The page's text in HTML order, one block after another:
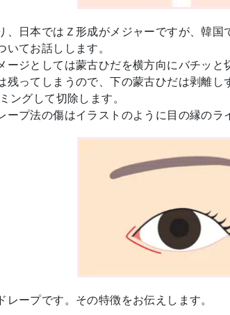
日本ではＺ形成がメジャーですが、韓国
てお話しします。
ジとしては蒙古ひだを横方向にバチッと
ってしまうので、下の蒙古ひだは剥離し
ングして切除します。
プ法の傷はイラストのように目の縁のラ
ープです。その特徴をお伝えします。